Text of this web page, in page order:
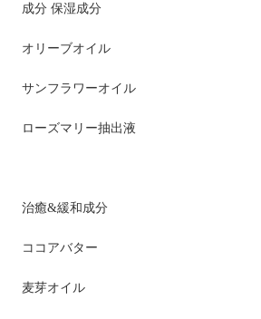
成分 保湿成分
オリーブオイル
サンフラワーオイル
ローズマリー抽出液
治癒&緩和成分
ココアバター
麦芽オイル